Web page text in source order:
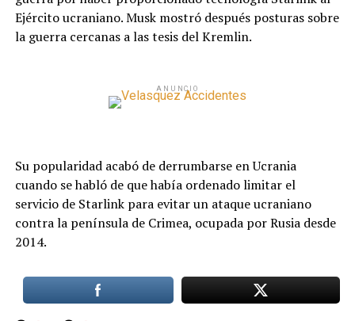
Ejército ucraniano. Musk mostró después posturas sobre
la guerra cercanas a las tesis del Kremlin.
ANUNCIO
Su popularidad acabó de derrumbarse en Ucrania
cuando se habló de que había ordenado limitar el
servicio de Starlink para evitar un ataque ucraniano
contra la península de Crimea, ocupada por Rusia desde
2014.